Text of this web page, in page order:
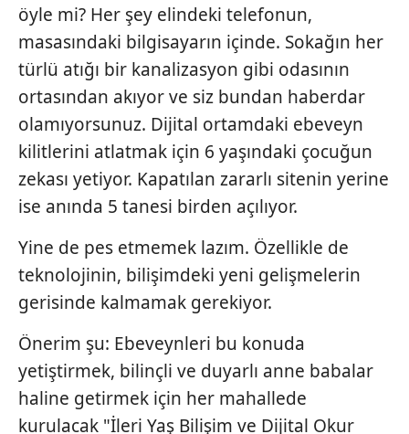
öyle mi? Her şey elindeki telefonun,
masasındaki bilgisayarın içinde. Sokağın her
türlü atığı bir kanalizasyon gibi odasının
ortasından akıyor ve siz bundan haberdar
olamıyorsunuz. Dijital ortamdaki ebeveyn
kilitlerini atlatmak için 6 yaşındaki çocuğun
zekası yetiyor. Kapatılan zararlı sitenin yerine
ise anında 5 tanesi birden açılıyor.
Yine de pes etmemek lazım. Özellikle de
teknolojinin, bilişimdeki yeni gelişmelerin
gerisinde kalmamak gerekiyor.
Önerim şu: Ebeveynleri bu konuda
yetiştirmek, bilinçli ve duyarlı anne babalar
haline getirmek için her mahallede
kurulacak "İleri Yaş Bilişim ve Dijital Okur